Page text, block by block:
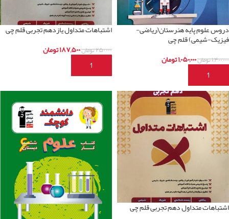
دروس علوم پایه هنرستان(ریاضی-
فیزیک-شیمی) قلم چی
۱,۴۰۰,۰۰۰تومان۱,۰۵۰,۰۰۰تومان
افزودن به سبد خرید
اشتباهات متداول یازدهم تجربی قلم چی
۲۵۰,۰۰۰تومان۱۸۷,۵۰۰تومان
افزودن به سبد خرید
اشتباهات متداول دهم تجربی قلم چی